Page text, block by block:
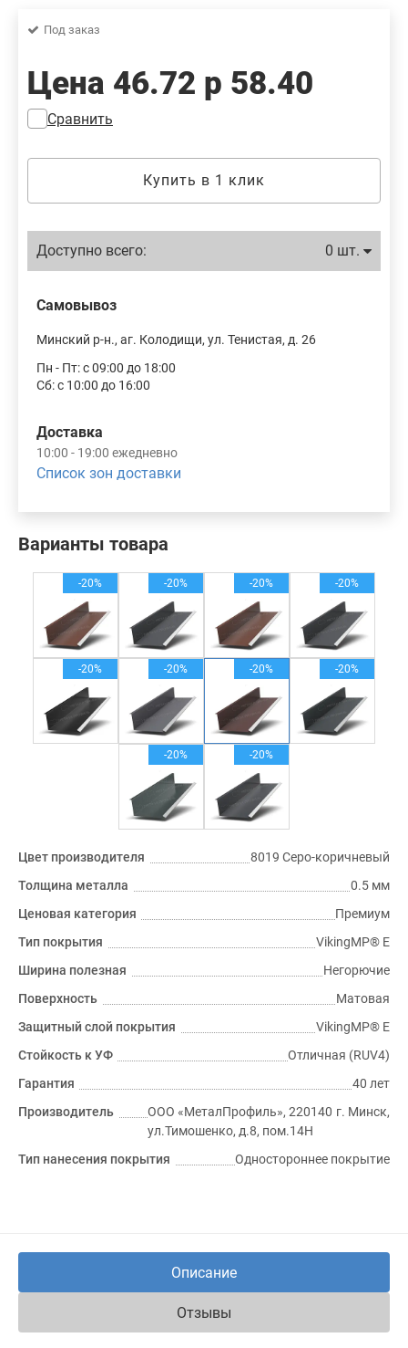
фотографиях товара. Будем благодарны вам за сообщение об
Варианты товара
-20% -20% -20% -20%
-20% -20% -20% -20%
-20% -20%
Цвет производителя
8019 Серо-коричневый
Толщина металла
0.5 мм
Ценовая категория
Премиум
Тип покрытия
VikingMP® E
Ширина полезная
Негорючие
Поверхность
Матовая
Защитный слой покрытия
VikingMP® E
Стойкость к УФ
Отличная (RUV4)
Гарантия
40 лет
Производитель
ООО «МеталПрофиль», 220140 г. Минск,
ул.Тимошенко, д.8, пом.14Н
Тип нанесения покрытия
Одностороннее покрытие
Под заказ
Цена 46.72 р 58.40
Сравнить
Купить в 1 клик
Доступно всего: 0 шт.
Самовывоз
Минский р-н., аг. Колодищи, ул. Тенистая, д. 26
Пн - Пт: с 09:00 до 18:00
Сб: с 10:00 до 16:00
Доставка
10:00 - 19:00 ежедневно
Список зон доставки
Описание
Отзывы